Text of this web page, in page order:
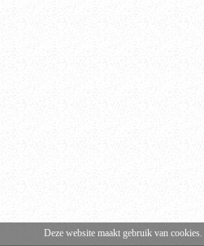
Deze website maakt gebruik van cookies.